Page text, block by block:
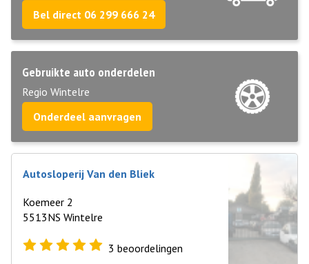
Bel direct 06 299 666 24
Gebruikte auto onderdelen
Regio Wintelre
Onderdeel aanvragen
Autosloperij Van den Bliek
Koemeer 2
5513NS Wintelre
3 beoordelingen